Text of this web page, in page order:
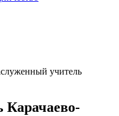
учитель
Карачаево-